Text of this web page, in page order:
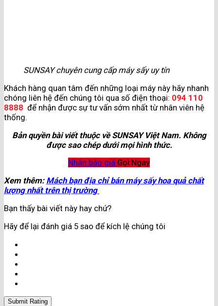
SUNSAY chuyên cung cấp máy sấy uy tín
Khách hàng quan tâm đến những loại máy này hãy nhanh
chóng liên hệ đến chúng tôi qua số điện thoại: 094 110
8888 để nhận được sự tư vấn sớm nhất từ nhân viên hệ
thống.
Bản quyền bài viết thuộc về SUNSAY Việt Nam. Không
được sao chép dưới mọi hình thức.
Nhận báo giá Gọi Ngay
Xem thêm: Mách bạn địa chỉ bán máy sấy hoa quả chất
lượng nhất trên thị trường
Bạn thấy bài viết này hay chứ?
Hãy để lại đánh giá 5 sao để kích lệ chúng tôi
Submit Rating